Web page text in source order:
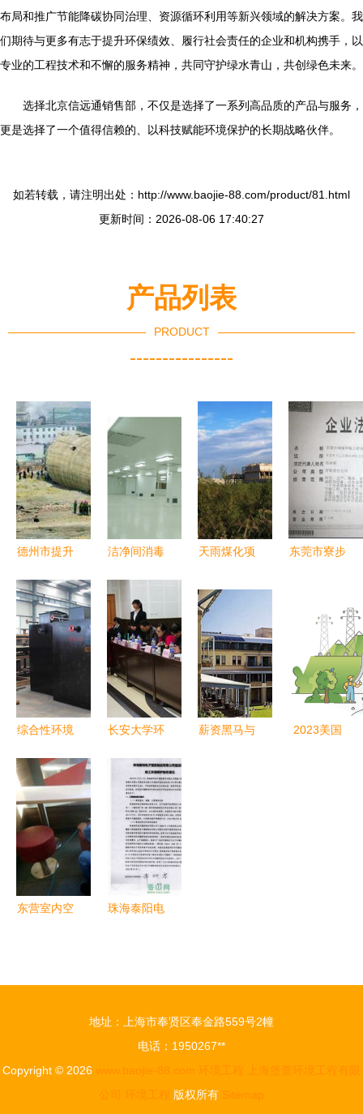
布局和推广节能降碳协同治理、资源循环利用等新兴领域的解决方案。我
们期待与更多有志于提升环保绩效、履行社会责任的企业和机构携手，以
专业的工程技术和不懈的服务精神，共同守护绿水青山，共创绿色未来。
选择北京信远通销售部，不仅是选择了一系列高品质的产品与服务，
更是选择了一个值得信赖的、以科技赋能环境保护的长期战略伙伴。
如若转载，请注明出处：http://www.baojie-88.com/product/81.html
更新时间：2026-08-06 17:40:27
产品列表
PRODUCT
----------------
德州市提升
除服务，环
境工程获好
洁净间消毒
闭新风 环
境工程视角
解析
天雨煤化项
程治理水平
领跑行业先
锋
东莞市寮步
流程、样板
图与绿深环
境工程专业
服务
综合性环境
案在污水处
理领域的应
用——以徐
州成套设备
为例
长安大学环
届环境治理
知识竞赛圆
满落幕
薪资黑马与
2023美国
东营室内空
珠海泰阳电
地址：上海市奉贤区奉金路559号2幢
电话：1950267**
Copyright © 2026 www.baojie-88.com 环境工程
上海堡萱环境工程有限
公司
环境工程 版权所有 Sitemap